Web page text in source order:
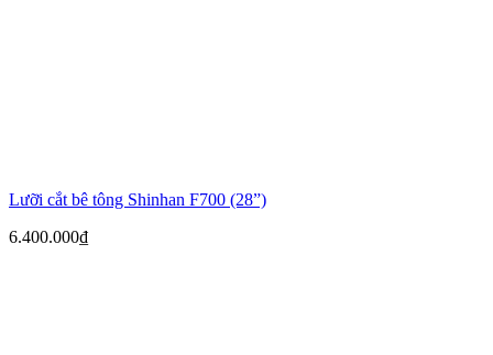
Lưỡi cắt bê tông Shinhan F700 (28”)
6.400.000₫